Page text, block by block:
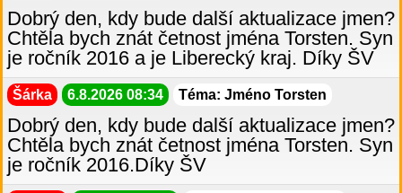
Dobrý den, kdy bude další aktualizace jmen?
Chtěla bych znát četnost jména Torsten. Syn
je ročník 2016 a je Liberecký kraj. Díky ŠV
Šárka 6.8.2026 08:34 Téma: Jméno Torsten
Dobrý den, kdy bude další aktualizace jmen?
Chtěla bych znát četnost jména Torsten. Syn
je ročník 2016.Díky ŠV